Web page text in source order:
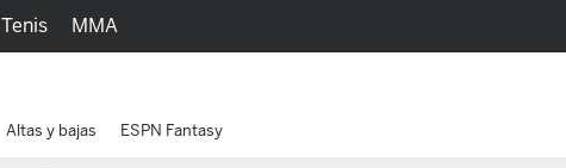
Tenis MMA
Altas y bajas ESPN Fantasy